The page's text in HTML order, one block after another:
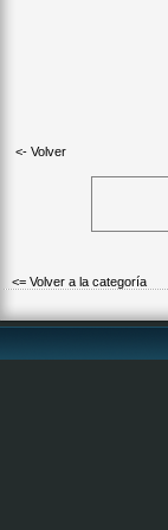
<- Volver
<= Volver a la categoría